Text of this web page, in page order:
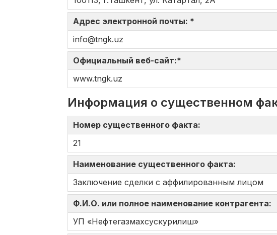
Адрес электронной почты: *
info@tngk.uz
Официальный веб-сайт:*
www.tngk.uz
Информация о существенном
Номер существенного факта:
21
Наименование существенного факта:
Заключение сделки с аффилированным лицом
Ф.И.О. или полное наименование контрагента:
УП «Нефтегазмахсускурилиш»